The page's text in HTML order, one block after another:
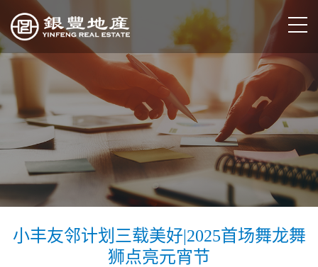
小丰友邻计划三载美好|2025首场舞龙舞
狮点亮元宵节